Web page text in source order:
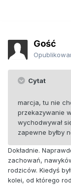
Gość
Cytat
marcja, tu nie
przekazywanie
wychodwywał
zapewne byłby
Dokładnie.
zachowań,
rodziców. Kiedyś
kolei, od którego